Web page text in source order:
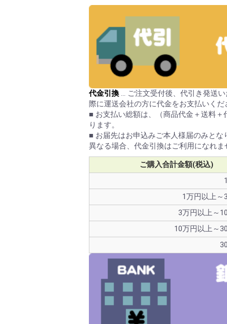
代金引換 … ご注文受付後、代引き発送
際に運送会社の方に代金をお支払いくだ
■ お支払い総額は、（商品代金＋送料
ります。
■ お届先はお申込みご本人様届のみと
異なる場合、代金引換はご利用になれま
ご購入合計金額(税込)
1万円以上～
3万円以上～
10万円以上～